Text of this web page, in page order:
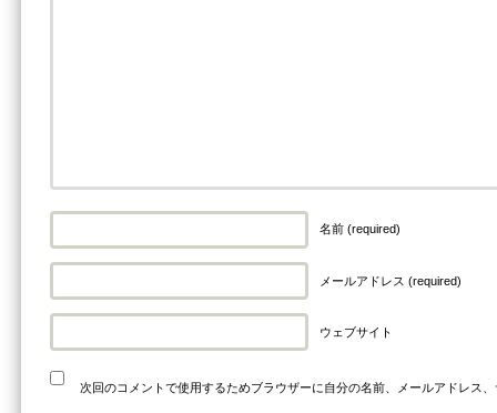
名前 (required)
メールアドレス (required)
ウェブサイト
次回のコメントで使用するためブラウザーに自分の名前、メールアドレス